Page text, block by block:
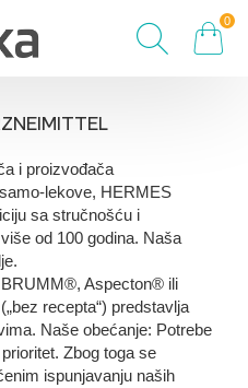
0
i proizvođača
lekove, HERMES
sa stručnošću i
od 100 godina. Naša
Aspecton® ili
recepta“) predstavlja
Naše obećanje: Potrebe
Zbog toga se
ispunjavanju naših